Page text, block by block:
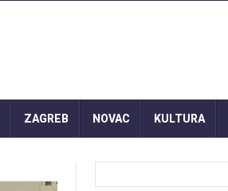
ZAGREB NOVAC KULTURA